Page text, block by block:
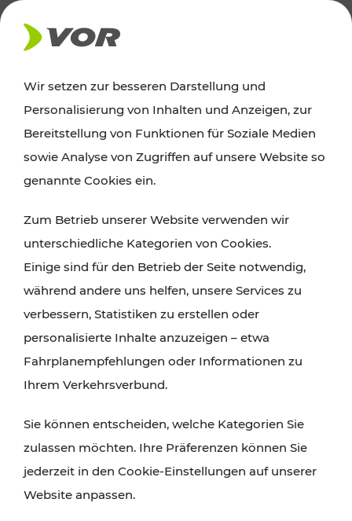
AKTUELLES
Ausflugstipps
Wien, Niederösterreich und das Burgenland
Wanderungen, Kultur und Gastronomie,
Radtouren oder purer Naturgenuss – viele
Attraktionen sind mit den Ticket- und Fahrplan-
Angeboten des VOR gut und schnell erreichbar.
Wir setzen zur besseren Darstellung und
Personalisierung von Inhalten und Anzeigen, zur
Bereitstellung von Funktionen für Soziale Medien
sowie Analyse von Zugriffen auf unsere Website so
genannte Cookies ein.
Zum Betrieb unserer Website verwenden wir
unterschiedliche Kategorien von Cookies.
Einige sind für den Betrieb der Seite notwendig,
während andere uns helfen, unsere Services zu
verbessern, Statistiken zu erstellen oder
personalisierte Inhalte anzuzeigen – etwa
Fahrplanempfehlungen oder Informationen zu
Ihrem Verkehrsverbund.
Sie können entscheiden, welche Kategorien Sie
zulassen möchten. Ihre Präferenzen können Sie
jederzeit in den Cookie-Einstellungen auf unserer
Website anpassen.